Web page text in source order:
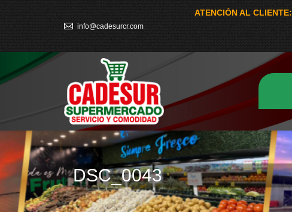
info@cadesurcr.com
ATENCIÓN AL CLIENTE:
DSC_0043